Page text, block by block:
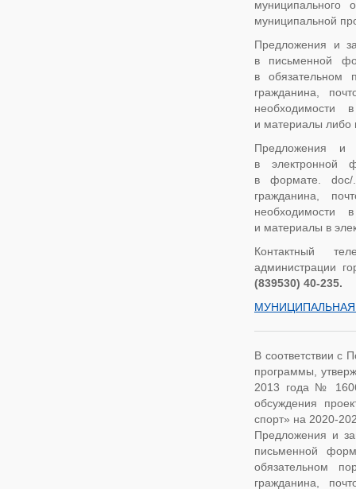
муниципальной
Предложения и
в письменной
в обязательном
гражданина,
необходимости
и материалы либо
Предложения и
в электронной
в формате. doc/
гражданина,
необходимости
и материалы в
Контактный
администрации
(839530) 40-235.
В соответствии с
программы,
2013 года №
обсуждения
спорт» на 2020-
Предложения и
письменной
обязательном
гражданина,